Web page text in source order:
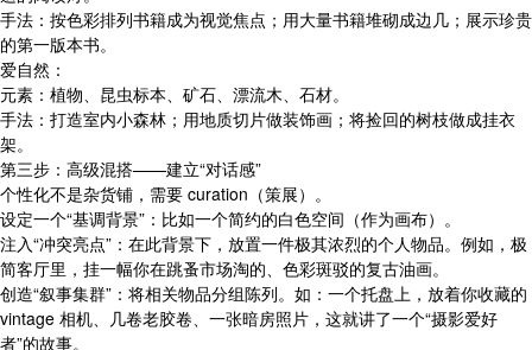
手法：按色彩排列书籍成为视觉焦点；用大量书籍堆砌成边几；展示珍贵
的第一版本书。
爱自然：
元素：植物、昆虫标本、矿石、漂流木、石材。
手法：打造室内小森林；用地质切片做装饰画；将捡回的树枝做成挂衣
架。
第三步：高级混搭——建立“对话感”
个性化不是杂货铺，需要 curation（策展）。
设定一个“基调背景”：比如一个简约的白色空间（作为画布）。
注入“冲突亮点”：在此背景下，放置一件极其浓烈的个人物品。例如，极
简客厅里，挂一幅你在跳蚤市场淘的、色彩斑驳的复古油画。
创造“叙事集群”：将相关物品分组陈列。如：一个托盘上，放着你收藏的
vintage 相机、几卷老胶卷、一张暗房照片，这就讲了一个“摄影爱好
者”的故事。